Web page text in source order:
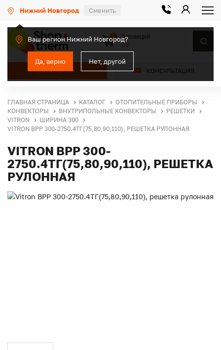
Нижний Новгород Сменить
Ваш регион Нижний Новгород?
Да, верно Нет, другой
КАТАЛОГ КОНСУЛЬТАЦИЯ
0
0 позиций
ГЛАВНАЯ СТРАНИЦА КАТАЛОГ
ОТОПИТЕЛЬНЫЕ ПРИБОРЫ
КОНВЕКТОРЫ
ВНУТРИПОЛЬНЫЕ КОНВЕКТОРЫ
РЕШЕТКИ
VITRON
ШИРИНА 300
VITRON ВРР 300-2750.4ТГ(75,80,90,110), РЕШЕТКА РУЛОННАЯ
VITRON ВРР 300-
2750.4ТГ(75,80,90,110), РЕШЕТКА
РУЛОННАЯ